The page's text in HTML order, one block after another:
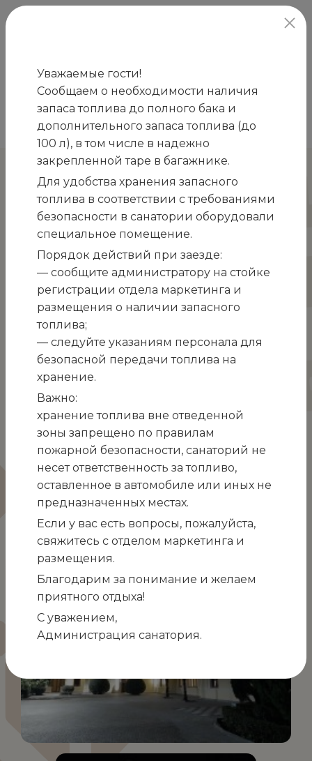
Главная / Новости /
Системы подсветки
исторического здания
Системы подсветки
исторического здания
ГМУ «Санаторий «Белоруссия» приглашает на
отдых в Ялту. Окончена работа по инсталляции
Системы подсветки исторического здания
спального корпуса номер 1.
Уважаемые гости!
Сообщаем о необходимости наличия
запаса топлива до полного бака и
дополнительного запаса топлива (до
100 л), в том числе в надежно
закрепленной таре в багажнике.
Для удобства хранения запасного
топлива в соответствии с требованиями
безопасности в санатории оборудовали
специальное помещение.
Порядок действий при заезде:
— сообщите администратору на стойке
регистрации отдела маркетинга и
размещения о наличии запасного
топлива;
— следуйте указаниям персонала для
безопасной передачи топлива на
хранение.
Важно:
хранение топлива вне отведенной
зоны запрещено по правилам
пожарной безопасности, санаторий не
несет ответственность за топливо,
оставленное в автомобиле или иных не
предназначенных местах.
Если у вас есть вопросы, пожалуйста,
свяжитесь с отделом маркетинга и
размещения.
Благодарим за понимание и желаем
приятного отдыха!
С уважением,
Администрация санатория.